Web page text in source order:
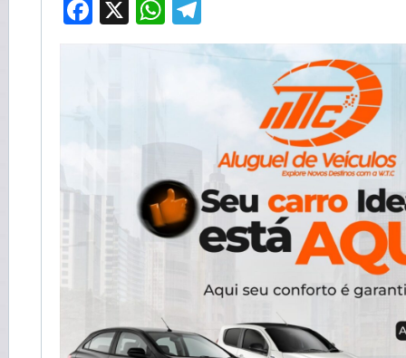
Facebook
X WhatsApp